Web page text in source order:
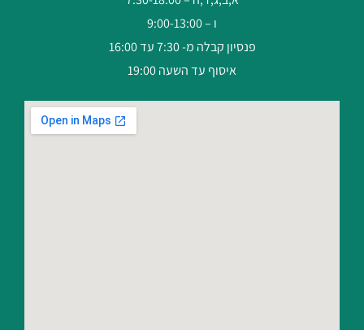
ו – 9:00-13:00
פנסיון קבלה מ- 7:30 עד 16:00
איסוף עד השעה 19:00